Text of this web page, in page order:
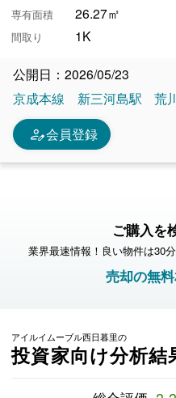
専有面積 26.27㎡
間取り 1K
公開日：2026/05/23
京成本線
新三河島駅 荒
person_edit会員登録
ご購入を
業界最速情報！良い物件は30
売却の無
アイルイムーブル西日暮里の
投資家向け分析結